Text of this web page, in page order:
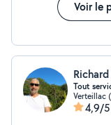
Voir le
Tout
Verteillac
4,9/5